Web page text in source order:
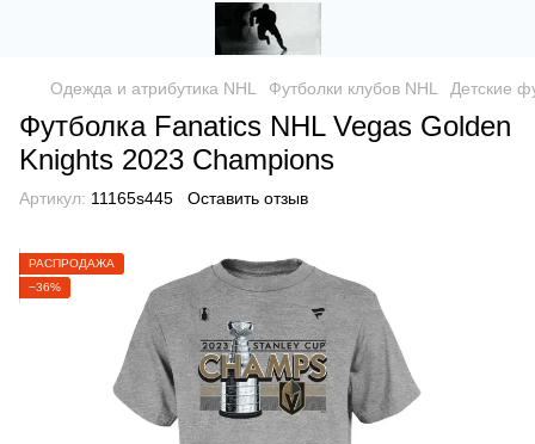
Одежда и атрибутика NHL Футболки клубов NHL Детские
Футболка Fanatics NHL Vegas Golden
Knights 2023 Champions
Артикул: 11165s445 Оставить отзыв
РАСПРОДАЖА
−36%